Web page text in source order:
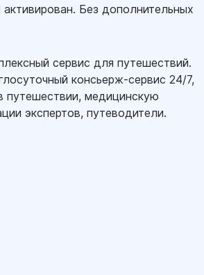
Без дополнительных
сервис для путешествий.
консьерж-сервис 24/7,
путешествии, медицинскую
экспертов, путеводители.